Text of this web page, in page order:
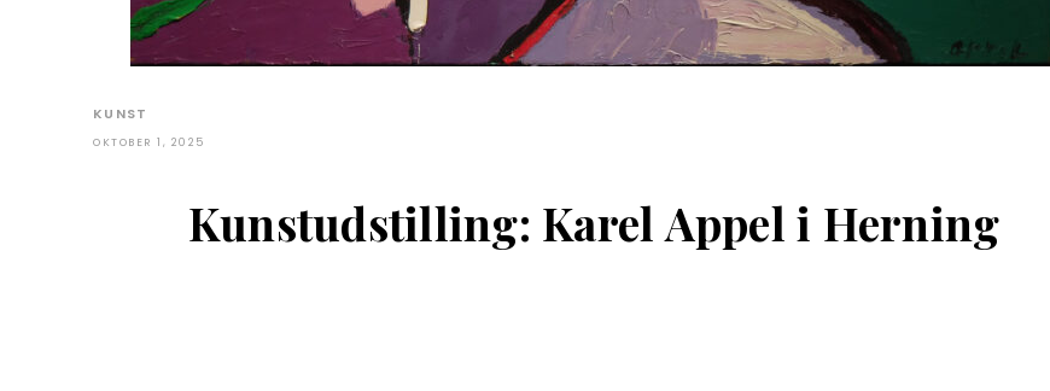
KUNST
OKTOBER 1, 2025
Kunstudstilling: Karel Appel i Herning